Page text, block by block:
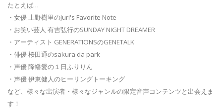
たとえば…
・女優 上野樹里のJuri's Favorite Note
・お笑い芸人 有吉弘行のSUNDAY NIGHT DREAMER
・アーティスト GENERATIONSのGENETALK
・俳優 桜田通のsakura da park
・声優 降幡愛の１日ふりりん
・声優 伊東健人のヒーリングトーキング
など、様々な出演者・様々なジャンルの限定音声コンテンツと出会えま
す！